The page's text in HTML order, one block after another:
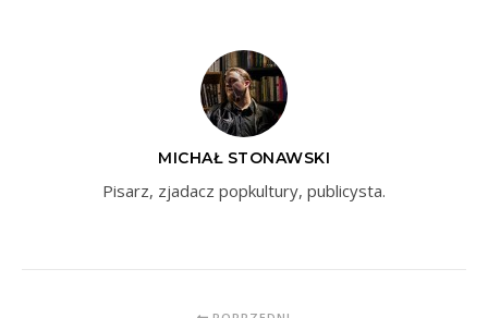
MICHAŁ STONAWSKI
Pisarz, zjadacz popkultury, publicysta.